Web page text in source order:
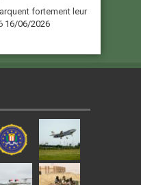
fortement leur
16/06/2026